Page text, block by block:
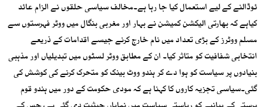
ئوڈالنے کے لیے استعمال کیا جا رہا ہے۔مخالف سیاسی حلقوں نے الزام عائد
کیاہے کہ بھارتی الیکشن کمیشن نے بہار اور مغربی بنگال میں ووٹر فہرستوں سے
مسلم ووٹرز کے بڑی تعداد میں نام خارج کرنے جیسے اقدامات کے ذریعے
انتخابی شفافیت کو متاثر کیا۔ ان کے مطابق ووٹر لسٹوں میں تبدیلیاں اور مذہبی
بنیادوں پر سیاست کو ہوا دے کر ہندو ووٹ بینک کو متحرک کرنے کی کوشش کی
گئی۔سیاسی تجزیہ کاروں کا کہنا ہے کہ مودی حکومت کے دور میں ہندو قوم